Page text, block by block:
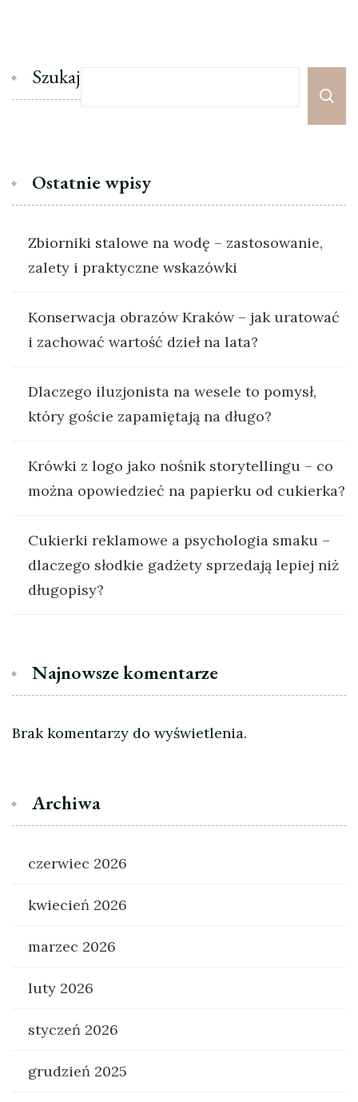
Szukaj
Ostatnie wpisy
Zbiorniki stalowe na wodę – zastosowanie,
zalety i praktyczne wskazówki
Konserwacja obrazów Kraków – jak uratować
i zachować wartość dzieł na lata?
Dlaczego iluzjonista na wesele to pomysł,
który goście zapamiętają na długo?
Krówki z logo jako nośnik storytellingu – co
można opowiedzieć na papierku od cukierka?
Cukierki reklamowe a psychologia smaku –
dlaczego słodkie gadżety sprzedają lepiej niż
długopisy?
Najnowsze komentarze
Brak komentarzy do wyświetlenia.
Archiwa
czerwiec 2026
kwiecień 2026
marzec 2026
luty 2026
styczeń 2026
grudzień 2025